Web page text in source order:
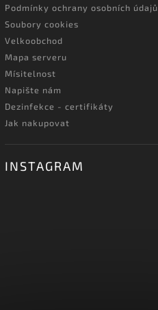
Podmínky ochrany osobních údajů
Soubory cookies
Velkoobchod
Mapa serveru
Mísitelnost
Napište nám
Dezinfekce - certifikáty
Jak nakupovat
INSTAGRAM